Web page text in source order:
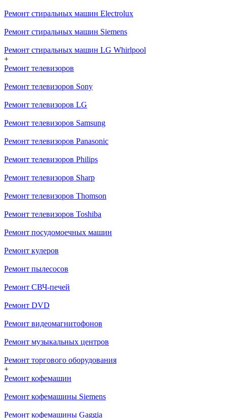
Ремонт стиральных машин Electrolux
Ремонт стиральных машин Siemens
Ремонт стиральных машин LG Whirlpool
+
Ремонт телевизоров
Ремонт телевизоров Sony
Ремонт телевизоров LG
Ремонт телевизоров Samsung
Ремонт телевизоров Panasonic
Ремонт телевизоров Philips
Ремонт телевизоров Sharp
Ремонт телевизоров Thomson
Ремонт телевизоров Toshiba
Ремонт посудомоечных машин
Ремонт кулеров
Ремонт пылесосов
Ремонт СВЧ-печей
Ремонт DVD
Ремонт видеомагнитофонов
Ремонт музыкальных центров
Ремонт торгового оборудования
+
Ремонт кофемашин
Ремонт кофемашины Siemens
Ремонт кофемашины Gaggia